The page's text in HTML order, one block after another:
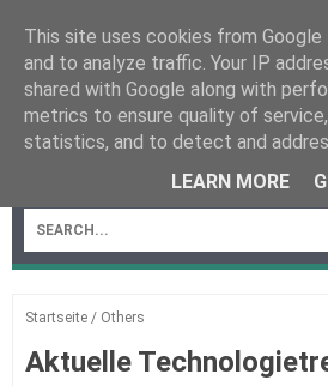
Startseite / Others
Aktuelle
This site uses cookies from
and to analyze traffic. Your IP
shared with Google along with
metrics to ensure quality of
statistics, and to detect and
LEARN MORE